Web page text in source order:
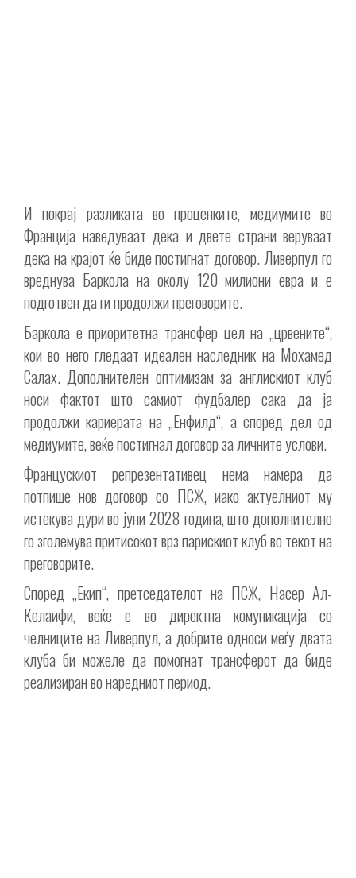
И покрај разликата во проценките, медиумите во
Франција наведуваат дека и двете страни веруваат
дека на крајот ќе биде постигнат договор. Ливерпул го
вреднува Баркола на околу 120 милиони евра и е
подготвен да ги продолжи преговорите.
Баркола е приоритетна трансфер цел на „црвените“,
кои во него гледаат идеален наследник на Мохамед
Салах. Дополнителен оптимизам за англискиот клуб
носи фактот што самиот фудбалер сака да ја
продолжи кариерата на „Енфилд“, а според дел од
медиумите, веќе постигнал договор за личните услови.
Францускиот репрезентативец нема намера да
потпише нов договор со ПСЖ, иако актуелниот му
истекува дури во јуни 2028 година, што дополнително
го зголемува притисокот врз парискиот клуб во текот на
преговорите.
Според „Екип“, претседателот на ПСЖ, Насер Ал-
Келаифи, веќе е во директна комуникација со
челниците на Ливерпул, а добрите односи меѓу двата
клуба би можеле да помогнат трансферот да биде
реализиран во наредниот период.